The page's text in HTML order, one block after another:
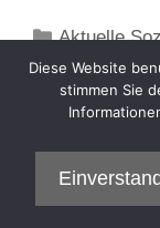
Kategorien
Aktuelle
Diese Website
stimmen Sie